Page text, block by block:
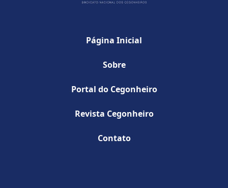
Página Inicial
Sobre
Portal do Cegonheiro
Revista Cegonheiro
Contato